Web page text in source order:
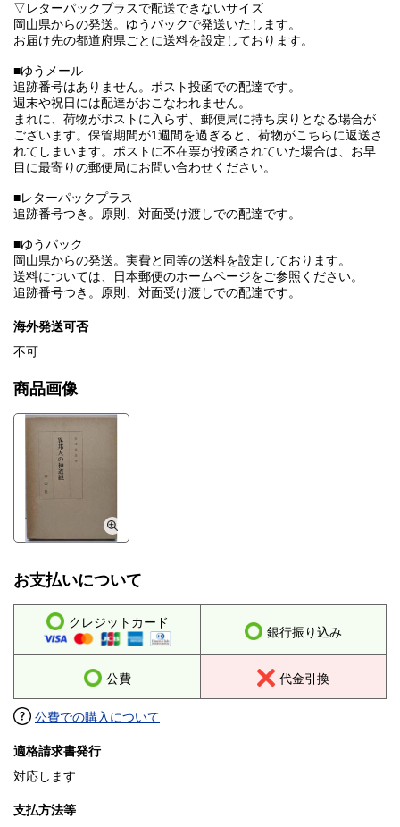
▽レターパックプラスで配送できないサイズ
岡山県からの発送。ゆうパックで発送いたします。
お届け先の都道府県ごとに送料を設定しております。
■ゆうメール
追跡番号はありません。ポスト投函での配達です。
週末や祝日には配達がおこなわれません。
まれに、荷物がポストに入らず、郵便局に持ち戻りとなる場合が
ございます。保管期間が1週間を過ぎると、荷物がこちらに返送さ
れてしまいます。ポストに不在票が投函されていた場合は、お早
目に最寄りの郵便局にお問い合わせください。
■レターパックプラス
追跡番号つき。原則、対面受け渡しでの配達です。
■ゆうパック
岡山県からの発送。実費と同等の送料を設定しております。
送料については、日本郵便のホームページをご参照ください。
追跡番号つき。原則、対面受け渡しでの配達です。
海外発送可否
不可
商品画像
お支払いについて
クレジットカード
銀行振り込み
公費 代金引換
公費での購入について
適格請求書発行
対応します
支払方法等